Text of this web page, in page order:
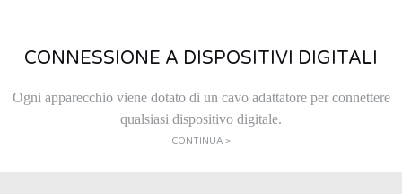
CONNESSIONE A DISPOSITIVI DIGITALI
Ogni apparecchio viene dotato di un cavo adattatore per connettere
qualsiasi dispositivo digitale.
CONTINUA >